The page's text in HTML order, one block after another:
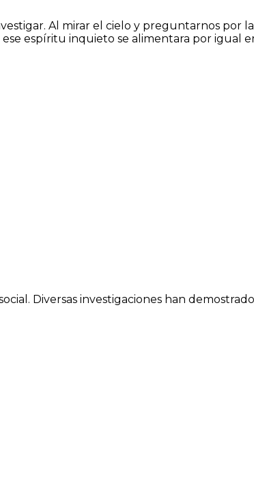
Al mirar el cielo y preguntarnos por
espíritu inquieto se alimentara por igual
Diversas investigaciones han